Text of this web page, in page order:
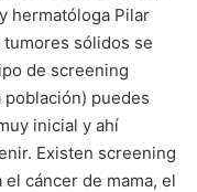
hermatóloga Pilar
tumores sólidos se
de screening
puedes
inicial y ahí
Existen screening
cáncer de mama, el